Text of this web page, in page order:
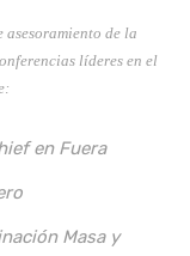
de la
líderes en el
en Fuera
Masa y